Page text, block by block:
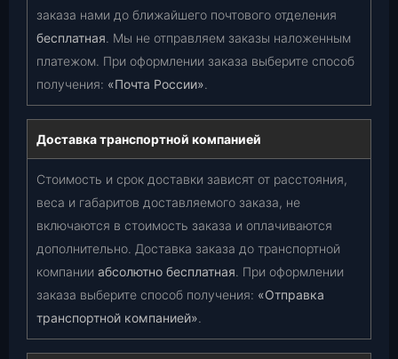
заказа нами до ближайшего почтового отделения
бесплатная. Мы не отправляем заказы наложенным
платежом. При оформлении заказа выберите способ
получения: «Почта России».
Доставка транспортной компанией
Стоимость и срок доставки зависят от расстояния,
веса и габаритов доставляемого заказа, не
включаются в стоимость заказа и оплачиваются
дополнительно. Доставка заказа до транспортной
компании абсолютно бесплатная. При оформлении
заказа выберите способ получения: «Отправка
транспортной компанией».